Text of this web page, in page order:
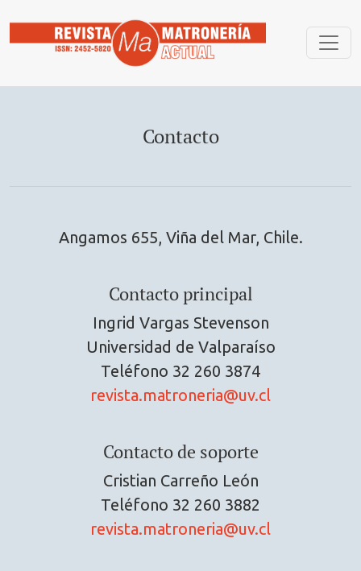
Contacto
Angamos 655, Viña del Mar, Chile.
Contacto principal
Ingrid Vargas Stevenson
Universidad de Valparaíso
Teléfono 32 260 3874
revista.matroneria@uv.cl
Contacto de soporte
Cristian Carreño León
Teléfono 32 260 3882
revista.matroneria@uv.cl